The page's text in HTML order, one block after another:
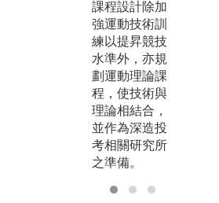
課程設計除加
強運動技術訓
練以提昇競技
水準外，亦規
劃運動理論課
程，使技術與
理論相結合，
並作為深造投
考相關研究所
之準備。